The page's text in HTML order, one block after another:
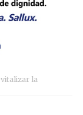
la